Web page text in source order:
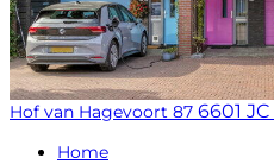
Hof van Hagevoort 87 6601
Home